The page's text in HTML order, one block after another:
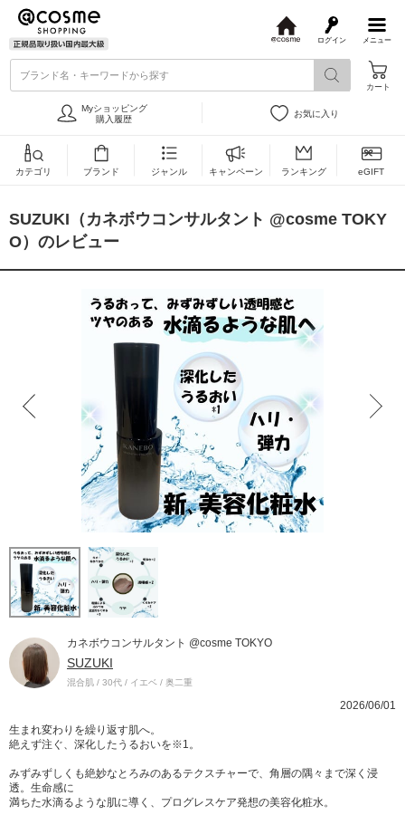
メニュー
ログイン
s
ブランド名・キーワードから探す
カート
Myショッピング
購入履歴
お気に入り
カテゴリ ブランド ジャンル キャンペーン ランキング eGIFT
SUZUKI（カネボウコンサルタント @cosme TOKY
O）のレビュー
カネボウコンサルタント @cosme TOKYO
SUZUKI
混合肌 / 30代 / イエベ / 奥二重
2026/06/01
生まれ変わりを繰り返す肌へ。
絶えず注ぐ、深化したうるおいを※1。
みずみずしくも絶妙なとろみのあるテクスチャーで、角層の隅々まで深く浸
透。生命感に
満ちた水滴るような肌に導く、プログレスケア発想の美容化粧水。